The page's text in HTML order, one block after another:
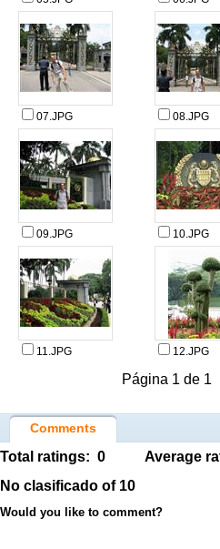
07.JPG 08.JPG
09.JPG 10.JPG
11.JPG 12.JPG
Página 1 de
Comments
Total ratings: 0
Average
No clasificado of 10
Would you like to comment?